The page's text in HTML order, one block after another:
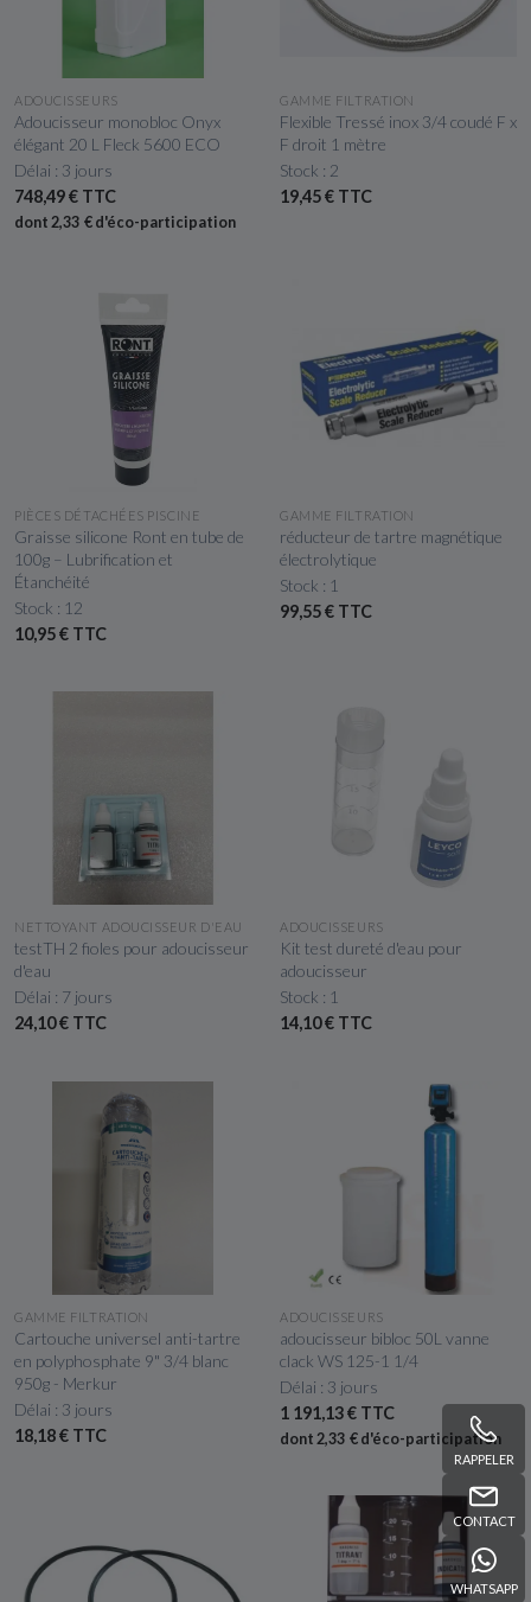
RAPPELER
CONTACT
WHATSAPP
APERÇU RAPIDE
ADOUCISSEURS
Adoucisseur monobloc Onyx
élégant 20 L Fleck 5600 ECO
Délai : 3 jours
748,49 € TTC
dont 2,33 € d'éco-participation
APERÇU RAPIDE
GAMME FILTRATION
Flexible Tressé inox 3/4 coudé F x
F droit 1 mètre
Stock : 2
19,45 € TTC
APERÇU RAPIDE
PIÈCES DÉTACHÉES PISCINE
Graisse silicone Ront en tube de
100g – Lubrification et
Étanchéité
Stock : 12
10,95 € TTC
APERÇU RAPIDE
GAMME FILTRATION
réducteur de tartre magnétique
électrolytique
Stock : 1
99,55 € TTC
APERÇU RAPIDE
NETTOYANT ADOUCISSEUR D'EAU
testTH 2 fioles pour adoucisseur
d'eau
Délai : 7 jours
24,10 € TTC
APERÇU RAPIDE
ADOUCISSEURS
Kit test dureté d'eau pour
adoucisseur
Stock : 1
14,10 € TTC
APERÇU RAPIDE
GAMME FILTRATION
Cartouche universel anti-tartre
en polyphosphate 9" 3/4 blanc
950g - Merkur
Délai : 3 jours
18,18 € TTC
APERÇU RAPIDE
ADOUCISSEURS
adoucisseur bibloc 50L vanne
clack WS 125-1 1/4
Délai : 3 jours
1 191,13 € TTC
dont 2,33 € d'éco-participation